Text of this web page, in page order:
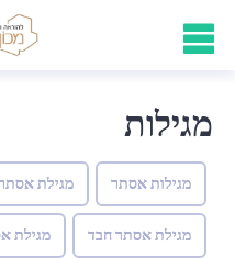
מגילות
מגילות אסתר מגילת
מגילת אסתר חבד מגילת